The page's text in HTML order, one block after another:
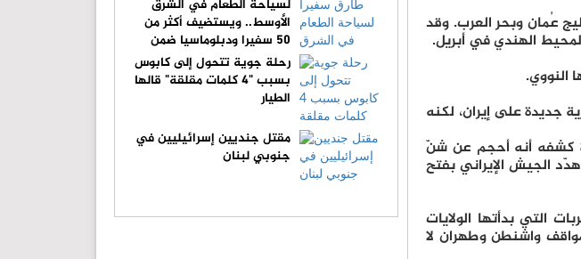
عُمان وبحر العرب. وقد
الهندي في أبريل.
النووي.
جديدة على إيران، لكنه
كشفه أنه أحجم عن شنّ
الجيش الإيراني بفتح
في 8 أبريل، بعد نحو 40 يوما من الضربات التي بدأتها الولايات
لكن مواقف واشنطن وطهران لا
لسياحة الطعام في الشرق
الأوسط.. ويستضيف أكثر من
50 سفيرا ودبلوماسيا ضمن
مبادرة "دبلوماسية الكشري"رحلة جوية تتحول إلى كابوس
بسبب "4 كلمات مقلقة" قالها
الطيار
مقتل جنديين إسرائيليين في
جنوبي لبنان